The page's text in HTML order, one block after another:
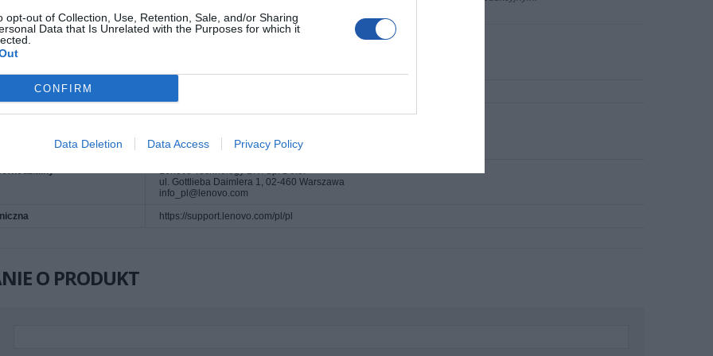
opt-out of Collection, Use, Retention, Sale, and/or Sharing
Data that Is Unrelated with the Purposes for which it
CONFIRM
Data Deletion Data Access Privacy Policy
HANDLOWE
Lenovo
Morrisville, NC 27560 USA
+1 (855) 253-6686
Lenovo Technology B.V. Sp. z o.o.
ul. Gottlieba Daimlera 1, 02-460 Warszawa
info_pl@lenovo.com
https://support.lenovo.com/pl/pl
O PRODUKT